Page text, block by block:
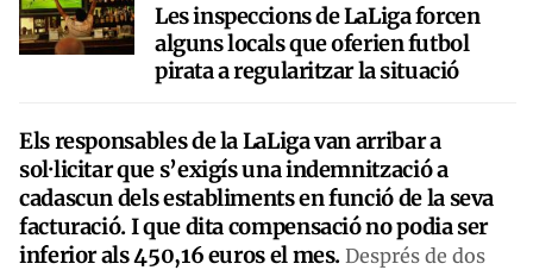
Les inspeccions de LaLiga forcen
alguns locals que oferien futbol
pirata a regularitzar la situació
Els responsables de la LaLiga van arribar a
sol·licitar que s’exigís una indemnització a
cadascun dels establiments en funció de la seva
facturació. I que dita compensació no podia ser
inferior als 450,16 euros el mes. Després de dos